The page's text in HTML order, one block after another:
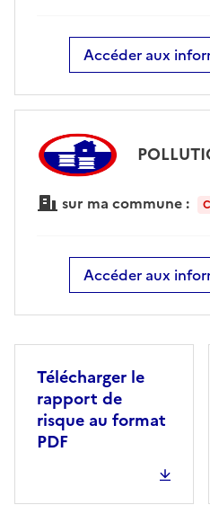
Accéder aux
sur ma commune :
Accéder aux
Télécharger le
rapport de
risque au format
PDF